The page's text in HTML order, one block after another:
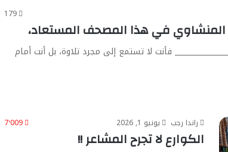
179
في هذا المصحف المستعاد،
فأنت لا تستمع إلى مجرد تلاوة، بل أنت أمام
راندا رجب يونيو 1, 2026 7٬009
الكوارع لا تجرح المشاعر !!